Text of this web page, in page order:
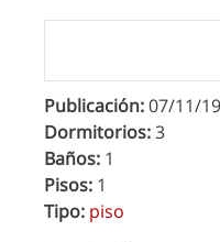
Publicación:07/11/19
Dormitorios:3
Baños: 1
Pisos: 1
Tipo: piso